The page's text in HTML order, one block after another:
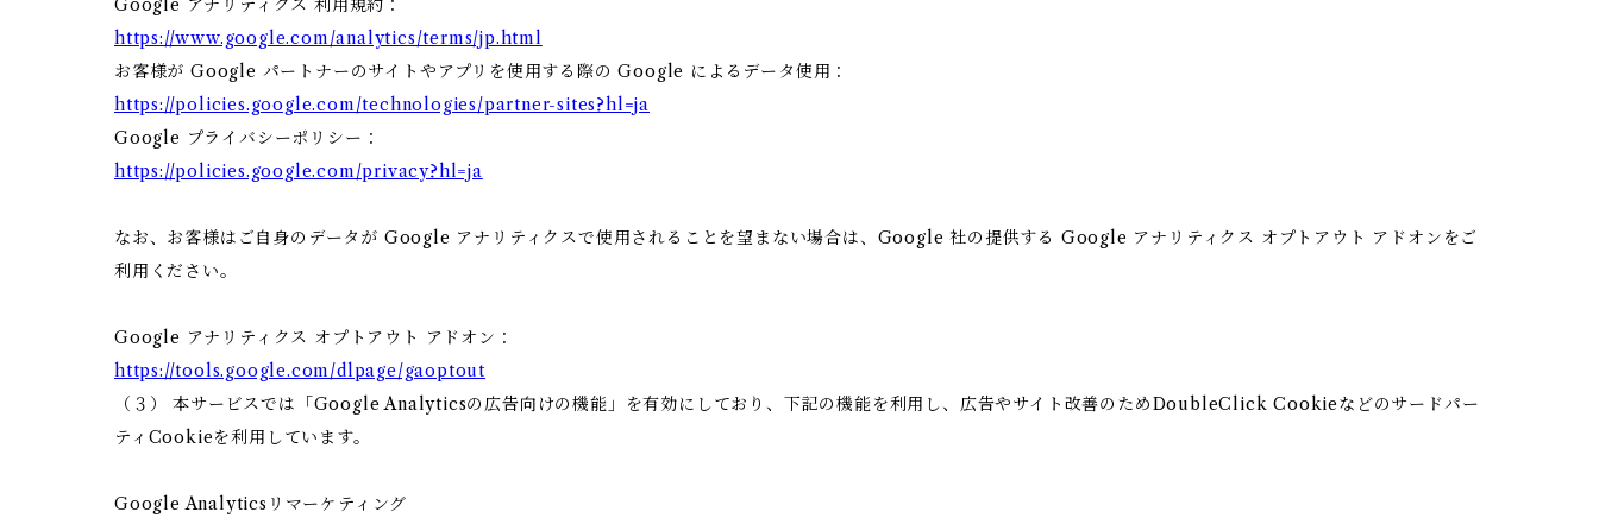
Google アナリティクス 利用規約：
https://www.google.com/analytics/terms/jp.html
お客様が Google パートナーのサイトやアプリを使用する際の Google によるデータ使用：
https://policies.google.com/technologies/partner-sites?hl=ja
Google プライバシーポリシー：
https://policies.google.com/privacy?hl=ja
なお、お客様はご自身のデータが Google アナリティクスで使用されることを望まない場合は、Google 社の提供する Google アナリティクス オプトアウト アドオンをご
利用ください。
Google アナリティクス オプトアウト アドオン：
https://tools.google.com/dlpage/gaoptout
（３） 本サービスでは「Google Analyticsの広告向けの機能」を有効にしており、下記の機能を利用し、広告やサイト改善のためDoubleClick Cookieなどのサードパー
ティCookieを利用しています。
Google Analyticsリマーケティング